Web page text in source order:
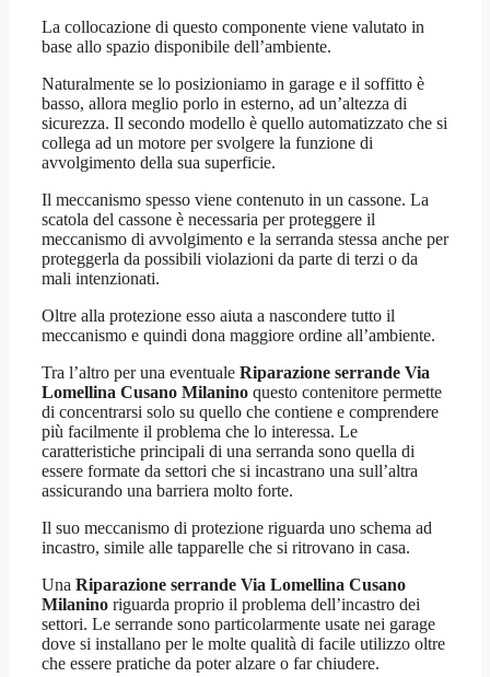
La collocazione di questo componente viene valutato in
base allo spazio disponibile dell’ambiente.
Naturalmente se lo posizioniamo in garage e il soffitto è
basso, allora meglio porlo in esterno, ad un’altezza di
sicurezza. Il secondo modello è quello automatizzato che si
collega ad un motore per svolgere la funzione di
avvolgimento della sua superficie.
Il meccanismo spesso viene contenuto in un cassone. La
scatola del cassone è necessaria per proteggere il
meccanismo di avvolgimento e la serranda stessa anche per
proteggerla da possibili violazioni da parte di terzi o da
mali intenzionati.
Oltre alla protezione esso aiuta a nascondere tutto il
meccanismo e quindi dona maggiore ordine all’ambiente.
Tra l’altro per una eventuale Riparazione serrande Via
Lomellina Cusano Milanino questo contenitore permette
di concentrarsi solo su quello che contiene e comprendere
più facilmente il problema che lo interessa. Le
caratteristiche principali di una serranda sono quella di
essere formate da settori che si incastrano una sull’altra
assicurando una barriera molto forte.
Il suo meccanismo di protezione riguarda uno schema ad
incastro, simile alle tapparelle che si ritrovano in casa.
Una Riparazione serrande Via Lomellina Cusano
Milanino riguarda proprio il problema dell’incastro dei
settori. Le serrande sono particolarmente usate nei garage
dove si installano per le molte qualità di facile utilizzo oltre
che essere pratiche da poter alzare o far chiudere.